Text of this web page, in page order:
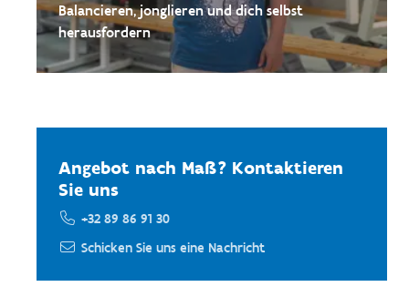
Balancieren, jonglieren und dich selbst
herausfordern
Angebot nach Maß? Kontaktieren
Sie uns
+32 89 86 91 30
Schicken Sie uns eine Nachricht